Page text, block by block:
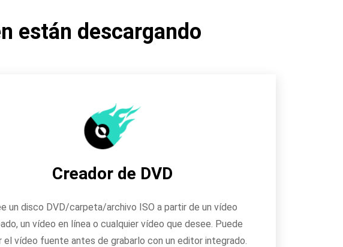
están descargando
Creador de DVD
un disco DVD/carpeta/archivo ISO a partir de un vídeo
un vídeo en línea o cualquier vídeo que desee. Puede
el vídeo fuente antes de grabarlo con un editor integrado.